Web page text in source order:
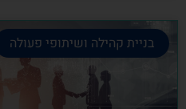
בניית קהילה ושיתופי פעולה